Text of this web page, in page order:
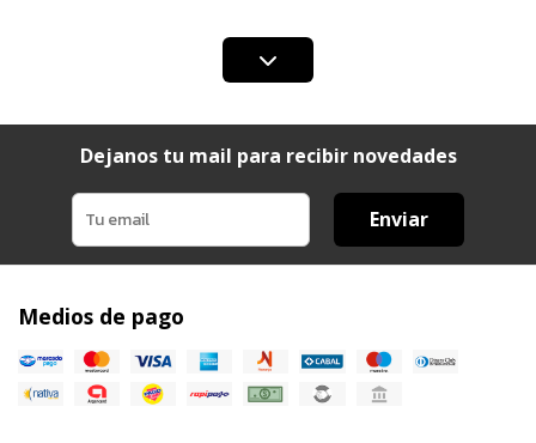
Dejanos tu mail para recibir novedades
Enviar
Medios de pago